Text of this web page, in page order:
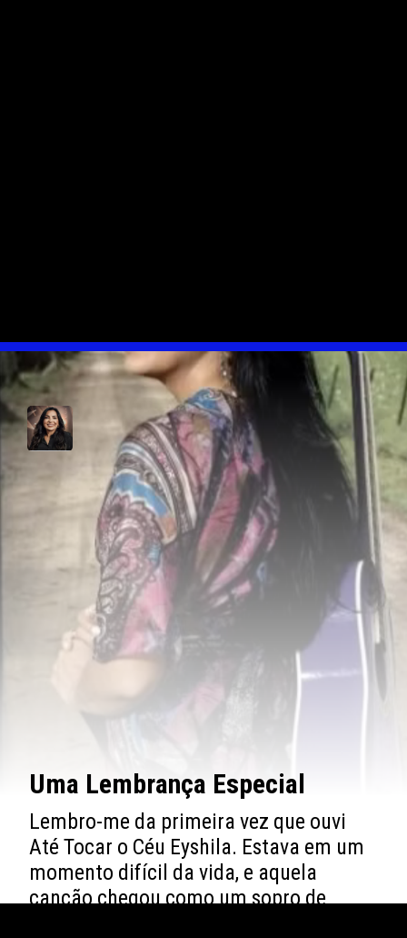
Uma Lembrança Especial
Lembro-me da primeira vez que ouvi
Até Tocar o Céu Eyshila. Estava em um
momento difícil da vida, e aquela
canção chegou como um sopro de